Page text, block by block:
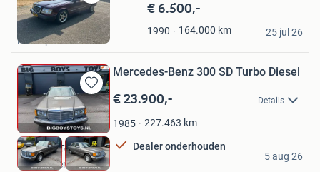
Bewaren
in
Mijn
Favorieten
€ 6.500,-
1990 164.000 km
Thijn
Hoofdplaat
25 jul 26
Bewaren
in
Mijn
Favorieten
Mercedes-Benz 300 SD Turbo Diesel
€ 23.900,- Details
1985 227.463 km
Dealer onderhouden
Big Boys Toys B.V.
Hoevelaken
5 aug 26